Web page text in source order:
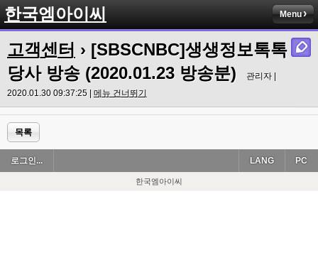
한국엠아이씨 Menu
고객센터 › [SBSCNBC]생생정보톡톡
당사 방송 (2020.01.23 방송분)
관리자 |
2020.01.30 09:37:25 | 메뉴 건너뛰기
목록
로그인... PC
LANG
한국엠아이씨